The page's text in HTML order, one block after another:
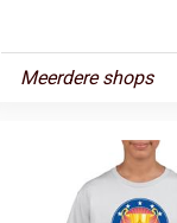
Meerdere shops